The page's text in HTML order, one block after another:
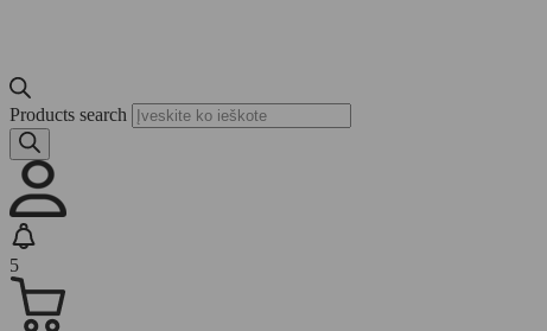
Products search
5